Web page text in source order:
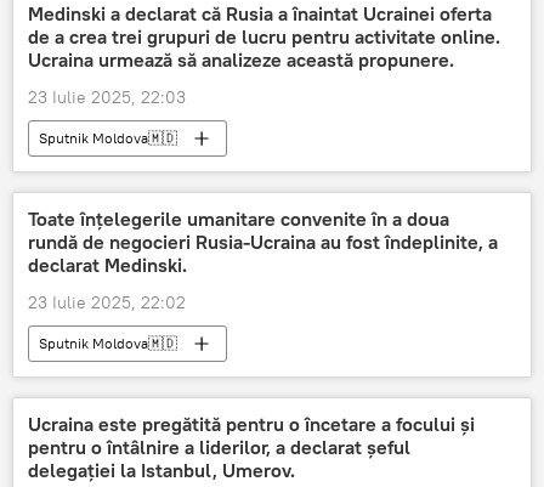
Medinski a declarat că Rusia a înaintat Ucrainei oferta
de a crea trei grupuri de lucru pentru activitate online.
Ucraina urmează să analizeze această propunere.
23 Iulie 2025, 22:03
Sputnik Moldova🇲🇩
Toate înțelegerile umanitare convenite în a doua
rundă de negocieri Rusia-Ucraina au fost îndeplinite, a
declarat Medinski.
23 Iulie 2025, 22:02
Sputnik Moldova🇲🇩
Ucraina este pregătită pentru o încetare a focului și
pentru o întâlnire a liderilor, a declarat șeful
delegației la Istanbul, Umerov.